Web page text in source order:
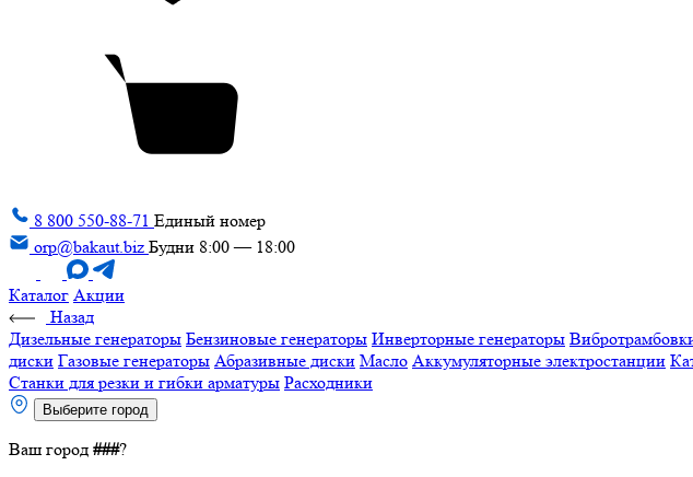
8 800 550-88-71 Единый номер
orp@bakaut.biz Будни 8:00 — 18:00
Каталог Акции
Назад
Дизельные генераторы Бензиновые генераторы Инверторные генераторы
диски Газовые генераторы Абразивные диски Масло Аккумуляторные электростанции
Станки для резки и гибки арматуры Расходники
Выберите город
Ваш город ###?